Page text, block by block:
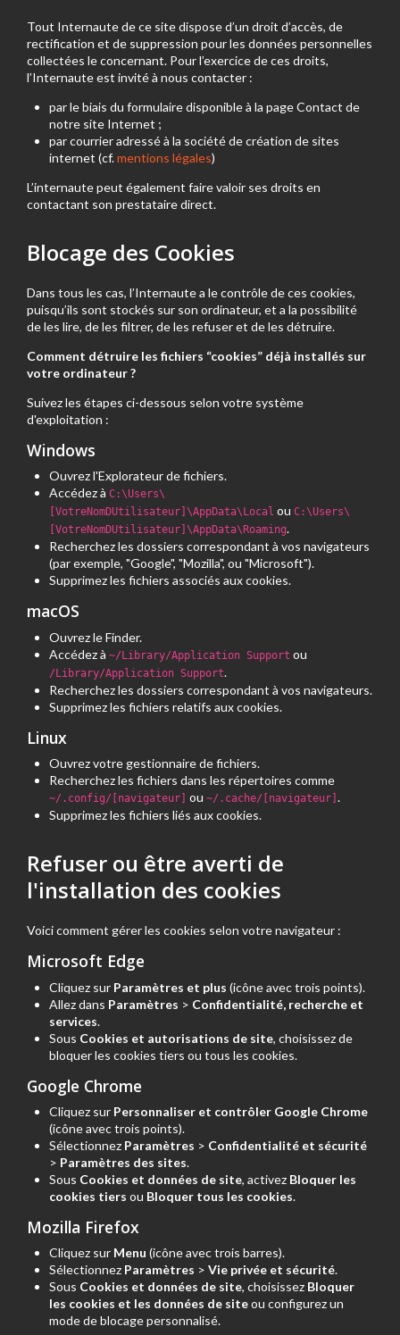
Tout Internaute de ce site dispose d’un droit d’accès, de
rectification et de suppression pour les données personnelles
collectées le concernant. Pour l’exercice de ces droits,
l’Internaute est invité à nous contacter :
par le biais du formulaire disponible à la page Contact de
notre site Internet ;
par courrier adressé à la société de création de sites
internet (cf.mentions légales)
L’internaute peut également faire valoir ses droits en
contactant son prestataire direct.
Blocage des Cookies
Dans tous les cas, l’Internaute a le contrôle de ces cookies,
puisqu’ils sont stockés sur son ordinateur, et a la possibilité
de les lire, de les filtrer, de les refuser et de les détruire.
Comment détruire les fichiers “cookies” déjà installés sur
votre ordinateur ?
Suivez les étapes ci-dessous selon votre système
d'exploitation :
Windows
Ouvrez l'Explorateur de fichiers.
Accédez àC:\Users\
[VotreNomDUtilisateur]\AppData\Local ouC:\Users\
[VotreNomDUtilisateur]\AppData\Roaming.
Recherchez les dossiers correspondant à vos navigateurs
(par exemple, "Google", "Mozilla", ou "Microsoft").
Supprimez les fichiers associés aux cookies.
macOS
Ouvrez le Finder.
Accédez à~/Library/Application Support ou
/Library/Application Support.
Recherchez les dossiers correspondant à vos navigateurs.
Supprimez les fichiers relatifs aux cookies.
Linux
Ouvrez votre gestionnaire de fichiers.
Recherchez les fichiers dans les répertoires comme
~/.config/[navigateur] ou~/.cache/[navigateur].
Supprimez les fichiers liés aux cookies.
Refuser ou être averti de
l'installation des cookies
Voici comment gérer les cookies selon votre navigateur :
Microsoft Edge
Cliquez sur Paramètres et plus (icône avec trois points).
Allez dans Paramètres > Confidentialité, recherche et
services.
Sous Cookies et autorisations de site, choisissez de
bloquer les cookies tiers ou tous les cookies.
Google Chrome
Cliquez sur Personnaliser et contrôler Google Chrome
(icône avec trois points).
Sélectionnez Paramètres > Confidentialité et sécurité
> Paramètres des sites.
Sous Cookies et données de site, activez Bloquer les
cookies tiers ou Bloquer tous les cookies.
Mozilla Firefox
Cliquez sur Menu (icône avec trois barres).
Sélectionnez Paramètres >Vie privée et sécurité.
Sous Cookies et données de site, choisissez Bloquer
les cookies et les données de siteou configurez un
mode de blocage personnalisé.